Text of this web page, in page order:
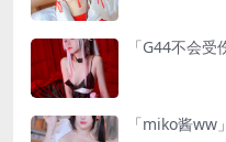
「G44不会
「miko酱ww